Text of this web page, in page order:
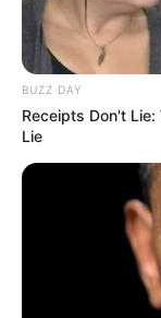
Fail! 10
Dimasak
Nggak
BUZZ DAY
Receipts Don't
Lie